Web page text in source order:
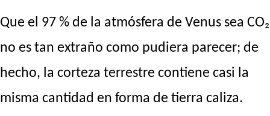
Que el 97 % de la atmósfera de Venus sea CO₂
no es tan extraño como pudiera parecer; de
hecho, la corteza terrestre contiene casi la
misma cantidad en forma de tierra caliza.